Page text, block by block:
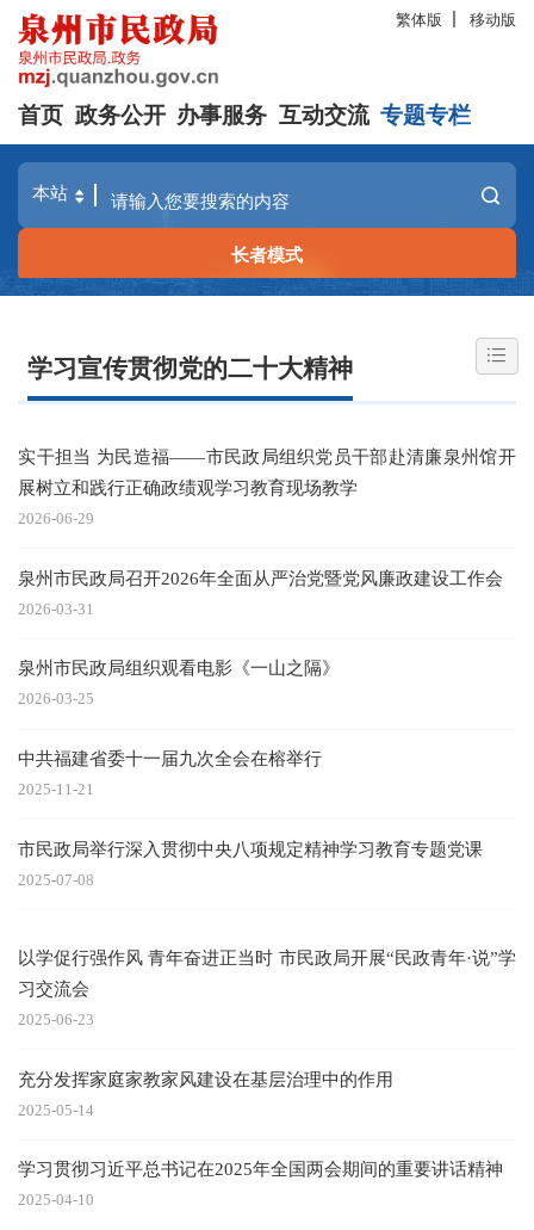
繁体版 移动版
首页 政务公开 办事服务 互动交流 专题专栏
长者模式
学习宣传贯彻党的二十大精神
实干担当 为民造福——市民政局组织党员干部赴清廉泉州馆开
展树立和践行正确政绩观学习教育现场教学
2026-06-29
泉州市民政局召开2026年全面从严治党暨党风廉政建设工作会
2026-03-31
泉州市民政局组织观看电影《一山之隔》
2026-03-25
中共福建省委十一届九次全会在榕举行
2025-11-21
市民政局举行深入贯彻中央八项规定精神学习教育专题党课
2025-07-08
以学促行强作风 青年奋进正当时 市民政局开展“民政青年·说”学
习交流会
2025-06-23
充分发挥家庭家教家风建设在基层治理中的作用
2025-05-14
学习贯彻习近平总书记在2025年全国两会期间的重要讲话精神
2025-04-10